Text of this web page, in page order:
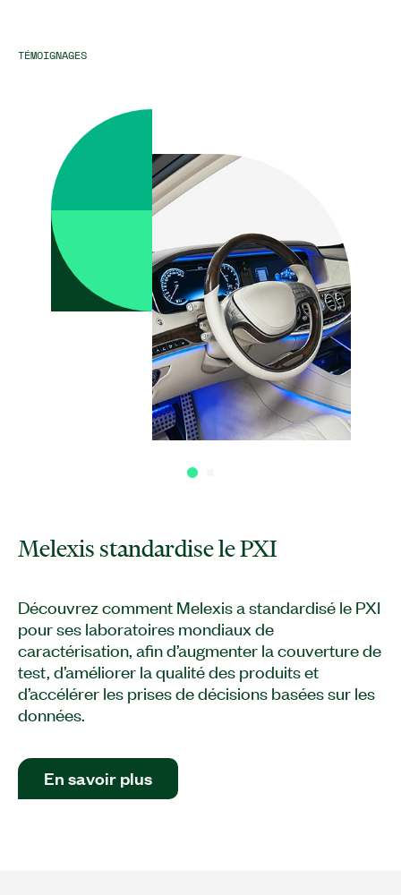
Melexis standardise le PXI
Découvrez comment Melexis a standardisé le PXI
pour ses laboratoires mondiaux de
caractérisation, afin d’augmenter la couverture de
test, d’améliorer la qualité des produits et
d’accélérer les prises de décisions basées sur les
données.
En savoir plus
TÉMOIGNAGES